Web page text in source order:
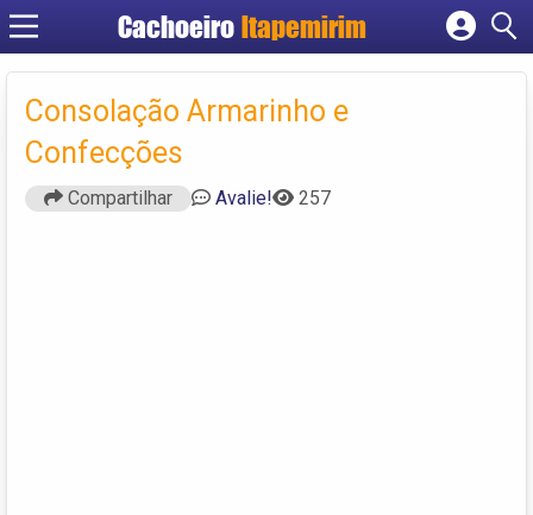
Cachoeiro Itapemirim
Cadastrar empresa
Criar conta
Consolação Armarinho e
Confecções
Compartilhar Avalie! 257